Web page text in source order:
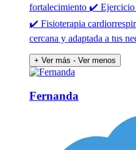
fortalecimiento ✔️
✔️ Fisioterapia
cercana y adaptada a tus
+ Ver más - Ver menos
Fernanda